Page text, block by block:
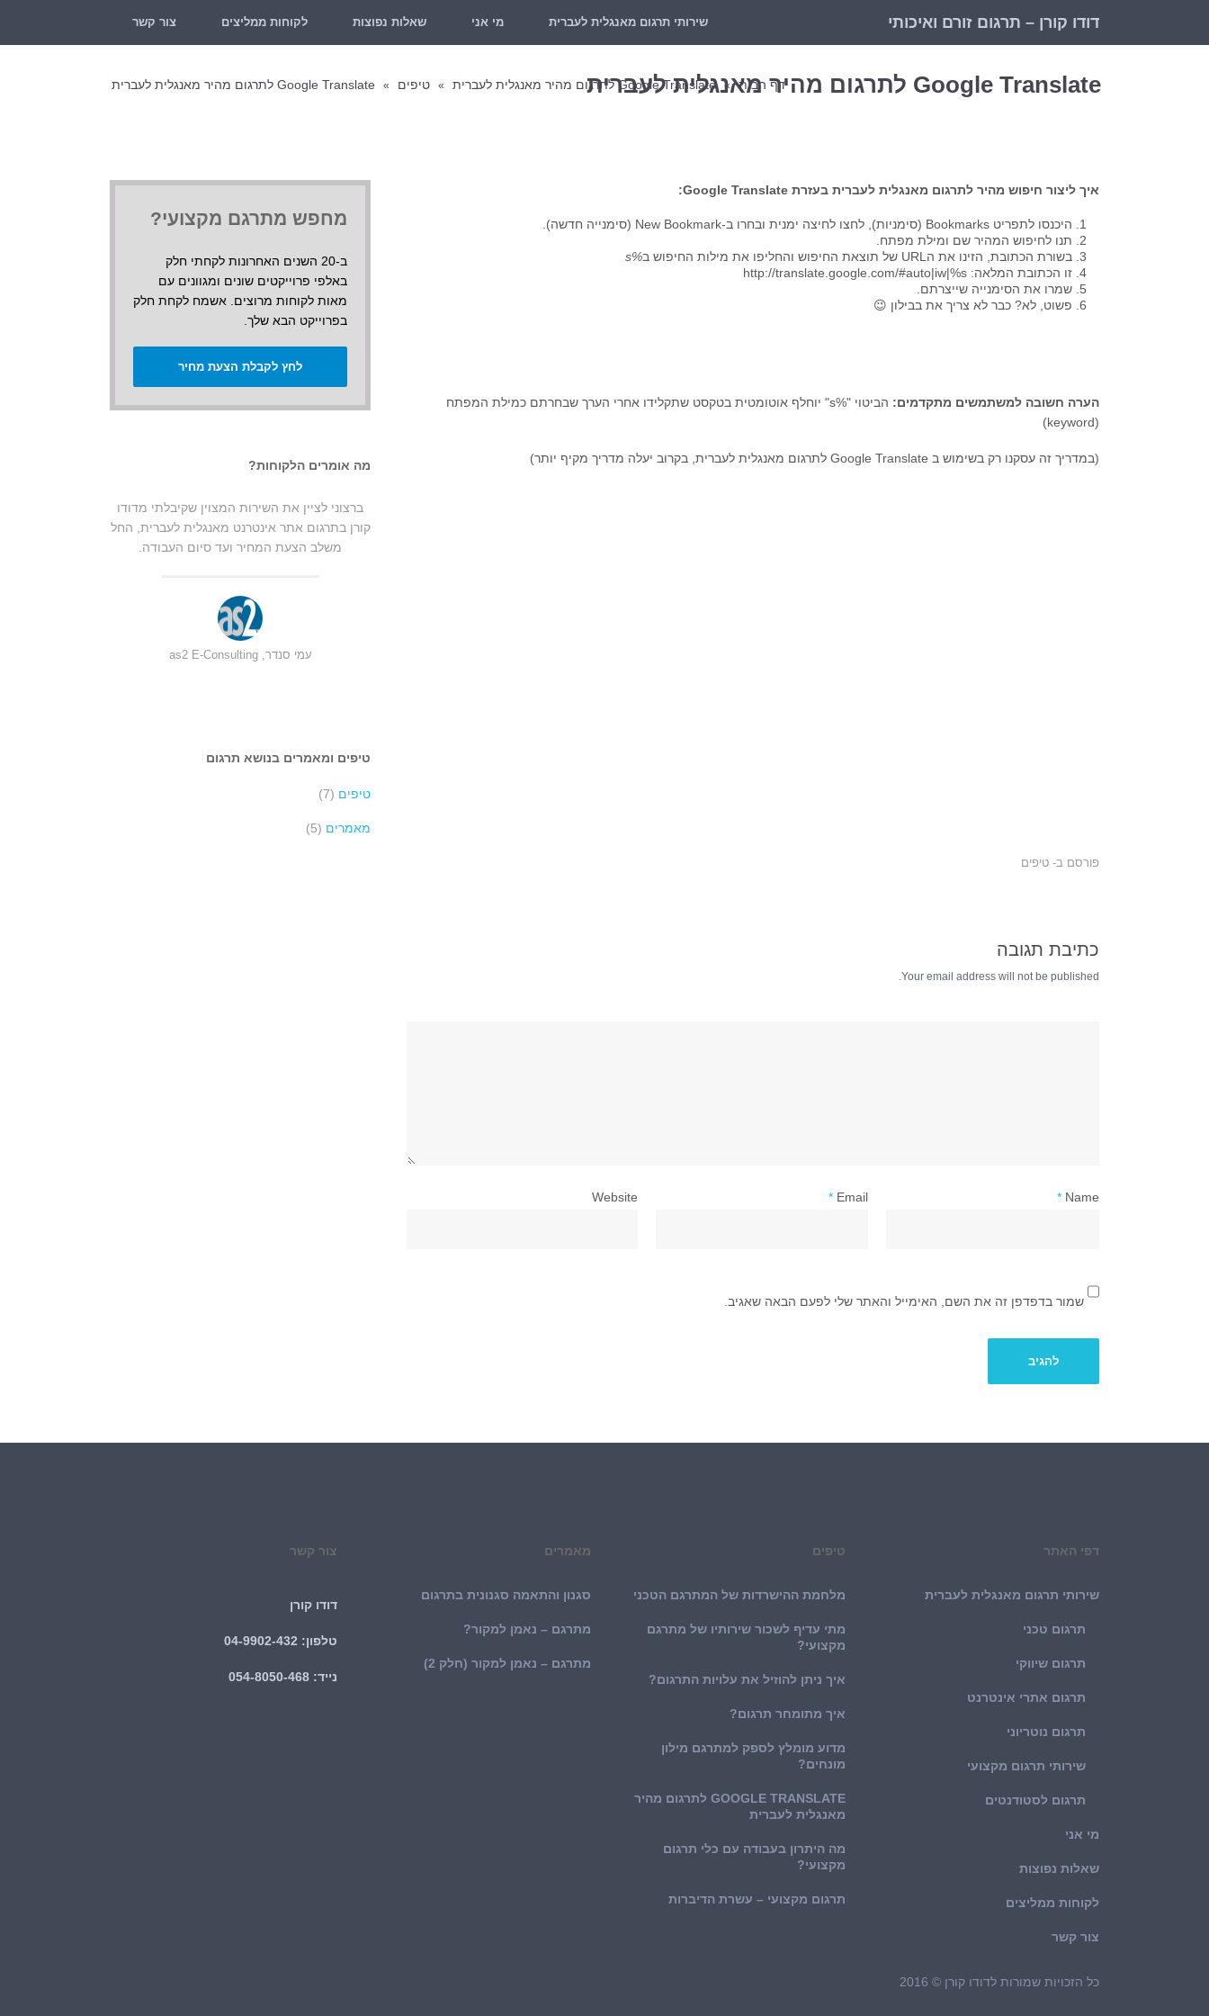
דודו קורן – תרגום זורם ואיכותי שירותי תרגום מאנגלית לעברית מי אני שאלות נפוצות לקוחות ממליצים צור קשר
Google Translate לתרגום מהיר מאנגלית לעברית דף הבית » Google Translate לתרגום מהיר מאנגלית לעברית » טיפים »
איך ליצור חיפוש מהיר לתרגום מאנגלית לעברית בעזרת Google Translate:
היכנסו לתפריט Bookmarks (סימניות), לחצו לחיצה ימנית ובחרו ב-New Bookmark (סימנייה חדשה).
תנו לחיפוש המהיר שם ומילת מפתח.
בשורת הכתובת, הזינו את הURL של תוצאת החיפוש והחליפו את מילות החיפוש ב
%s
זו הכתובת המלאה: http://translate.google.com/#auto|iw|%s
שמרו את הסימנייה שייצרתם.
פשוט, לא? כבר לא צריך את בבילון 😉
הערה חשובה למשתמשים מתקדמים:
הביטוי "%s" יוחלף אוטומטית בטקסט שתקלידו אחרי הערך שבחרתם כמילת המפתח
(keyword)
(במדריך זה עסקנו רק בשימוש ב Google Translate לתרגום מאנגלית לעברית, בקרוב יעלה מדריך מקיף יותר)
פורסם ב- טיפים
כתיבת תגובה
Your email address will not be published.
Name
*
Email
*
Website
שמור בדפדפן זה את השם, האימייל והאתר שלי לפעם הבאה שאגיב.
מחפש מתרגם מקצועי?
ב-20 השנים האחרונות לקחתי חלק
באלפי פרוייקטים שונים ומגוונים עם
מאות לקוחות מרוצים. אשמח לקחת חלק
בפרוייקט הבא שלך.
לחץ לקבלת הצעת מחיר
מה אומרים הלקוחות?
ברצוני לציין את השירות המצוין שקיבלתי מדודו
קורן בתרגום אתר אינטרנט מאנגלית לעברית, החל
משלב הצעת המחיר ועד סיום העבודה.
עמי סנדר, as2 E-Consulting
טיפים ומאמרים בנושא תרגום
טיפים (7)
מאמרים (5)
צור קשר
דודו קורן
טלפון: 04-9902-432
נייד: 054-8050-468
מאמרים
סגנון והתאמה סגנונית בתרגום
מתרגם – נאמן למקור?
מתרגם – נאמן למקור (חלק 2)
טיפים
מלחמת ההישרדות של המתרגם הטכני
מתי עדיף לשכור שירותיו של מתרגם
מקצועי?
איך ניתן להוזיל את עלויות התרגום?
איך מתומחר תרגום?
מדוע מומלץ לספק למתרגם מילון
מונחים?
GOOGLE TRANSLATE לתרגום מהיר
מאנגלית לעברית
מה היתרון בעבודה עם כלי תרגום
מקצועי?
תרגום מקצועי – עשרת הדיברות
דפי האתר
שירותי תרגום מאנגלית לעברית
תרגום טכני
תרגום שיווקי
תרגום אתרי אינטרנט
תרגום נוטריוני
שירותי תרגום מקצועי
תרגום לסטודנטים
מי אני
שאלות נפוצות
לקוחות ממליצים
צור קשר
כל הזכויות שמורות לדודו קורן © 2016